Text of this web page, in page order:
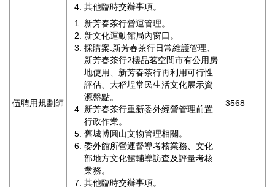
保
安
其他臨時交辦事項。
伍聘用規劃師
新芳春茶行營運管理。
新文化運動館局內窗口。
採購案:新芳春茶行日常維護管理、
新芳春茶行2樓品茗空間市有公用房
地使用、新芳春茶行再利用可行性
評估、大稻埕常民生活文化展示資
源盤點。
新芳春茶行重新委外經營管理前置
行政作業。
舊城博圓山文物管理相關。
委外館所營運督導考核業務、文化
部地方文化館輔導訪查及評量考核
業務。
其他臨時交辦事項。
3568